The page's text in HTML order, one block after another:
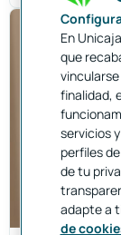
En
que
finalidad,
servicios
perfiles
de tu
adapte a
de